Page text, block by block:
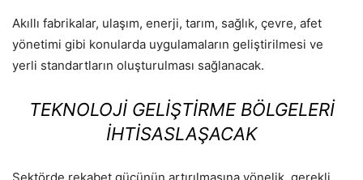
Akıllı fabrikalar, ulaşım, enerji, tarım, sağlık, çevre, afet
yönetimi gibi konularda uygulamaların geliştirilmesi ve
yerli standartların oluşturulması sağlanacak.
TEKNOLOJI GELIŞTIRME BÖLGELERI
IHTISASLAŞACAK
Sektörde rekabet gücünün artırılmasına yönelik, gerekli